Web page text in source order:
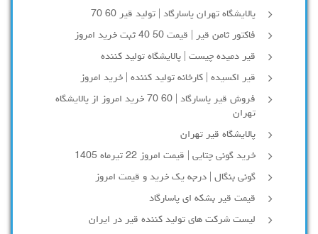
پالایشگاه تهران پاسارگاد | تولید قیر 60 70
فاکتور ثامن قیر | قیمت 50 40 ثبت خرید امروز
قیر دمیده چیست | پالایشگاه تولید کننده
قیر اکسیده | کارخانه تولید کننده | خرید امروز
فروش قیر پاسارگاد | 60 70 خرید امروز از پالایشگاه
تهران
پالایشگاه قیر تهران
خرید گونی چتایی | قیمت امروز 22 تیرماه 1405
گونی بنگال | درجه یک خرید و قیمت امروز
قیمت قیر بشکه ای پاسارگاد
لیست شرکت های تولید کننده قیر در ایران